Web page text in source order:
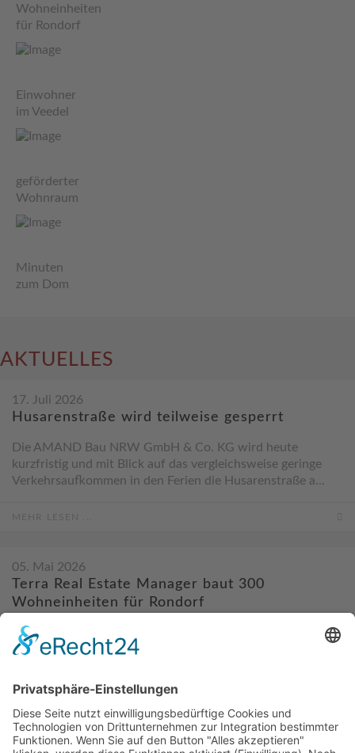
Wohneinheiten
für Rondorf
Einwohner
im Veedel
geförderter
Wohnraum
Minuten
zum Dom
AKTUELLES
17. Juli 2026
Husarenstraße wird teilweise gesperrt
Die AMAND Bau NRW GmbH & Co. KG wird heute
kurzfristig und mit Blick auf das vergleichsweise geringe
Verkehrsaufkommen in den Ferien die Husarenstraße a...
MEHR LESEN ...
05. Mai 2026
Terra Real Estate Manager baut 300
Wohneinheiten für Rondorf
Die AMELIS Projektentwicklungs GmbH & Co. KG hat im
Stadtquartier Köln Rondorf Nord-West weitere